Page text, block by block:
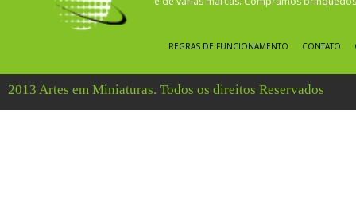
REGRAS DE FUNCIONAMENTO CONTATO
2013 Artes em Miniaturas. Todos os direitos Reservados